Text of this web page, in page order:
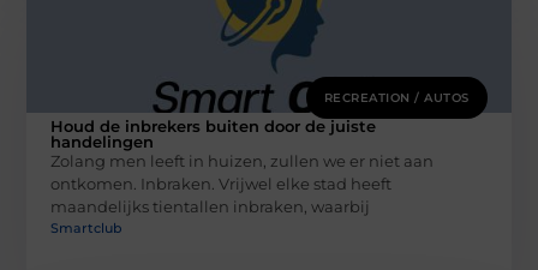
RECREATION / AUTOS
Houd de inbrekers buiten door de juiste
handelingen
Zolang men leeft in huizen, zullen we er niet aan
ontkomen. Inbraken. Vrijwel elke stad heeft
maandelijks tientallen inbraken, waarbij
Smartclub